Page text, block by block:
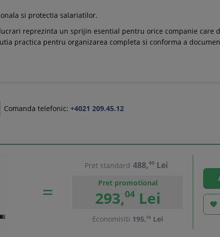
si protectia salariatilor.
reprezinta un sprijin esential pentru orice companie care
practica pentru organizarea completa si conforma a
Comanda telefonic: +4021 209.45.12
Pret standard 488,40 Lei
Pret promotional
293,04Lei
Economisiti 195,36 Lei
